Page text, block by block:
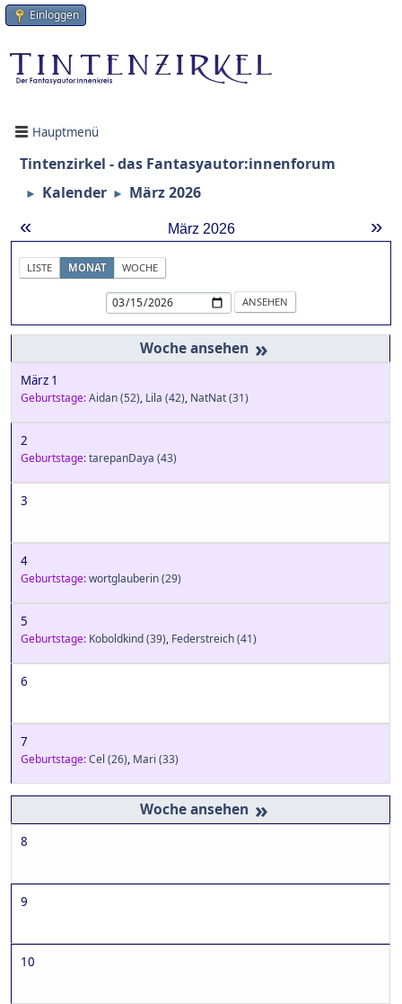
Einloggen
Hauptmenü
Tintenzirkel - das Fantasyautor:innenforum
► Kalender ► März 2026
« »
März 2026
LISTE MONAT WOCHE
»
März 1
Geburtstage:Aidan(52), Lila (42), NatNat(31)
2
Geburtstage:tarepanDaya (43)
3
4
Geburtstage:wortglauberin(29)
5
Geburtstage: Koboldkind(39), Federstreich(41)
6
7
Geburtstage:Cel (26), Mari (33)
»
8
9
10